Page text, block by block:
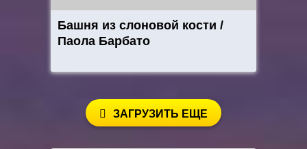
Башня из слоновой кости /
Паола Барбато
ЗАГРУЗИТЬ ЕЩЕ